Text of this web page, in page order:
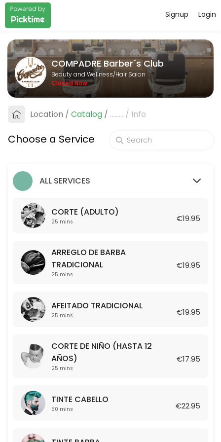
About COMPADRE Barber&#xb4;s
COMPADRE Barber&#xb4;s Club is a professional Hair Salon
Services Offered
AFEITADO TRADICIONAL
25 min · EUR19.95
25 min · EUR19.95
CORTE DE NI&Ntilde;O (HASTA 12
25 min · EUR17.95
25 min · EUR19.95
TINTE BARBA
50 min · EUR21.95
TINTE CABELLO
COMBO: CORTE + AFEITADO
50 min · EUR39.95
Login
Signup
COMPADRE Barber´s Club
Beauty and Wellness/Hair Salon
Closed Now
Location / Catalog / ......... / Info
Choose a Service
ALL SERVICES
CORTE (ADULTO)
25 mins €19.95
ARREGLO DE BARBA
TRADICIONAL
25 mins
€19.95
AFEITADO TRADICIONAL
25 mins €19.95
CORTE DE NIÑO (HASTA 12
AÑOS)
25 mins
€17.95
TINTE CABELLO
50 mins €22.95